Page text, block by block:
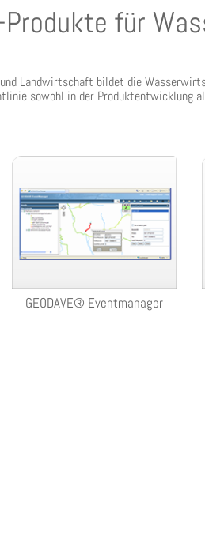
Produkte für
Landwirtschaft bildet die
sowohl in der Produktentwicklung
GEODAVE® Eventmanager